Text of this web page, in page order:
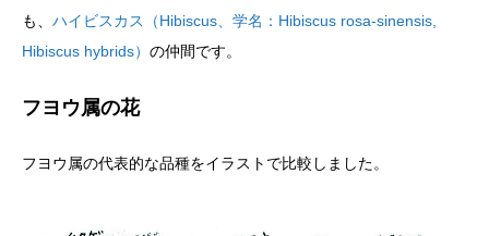
も、 ハイビスカス（Hibiscus、学名：Hibiscus rosa-sinensis,
Hibiscus hybrids） の仲間です。
フヨウ属の花
フヨウ属の代表的な品種をイラストで比較しました。